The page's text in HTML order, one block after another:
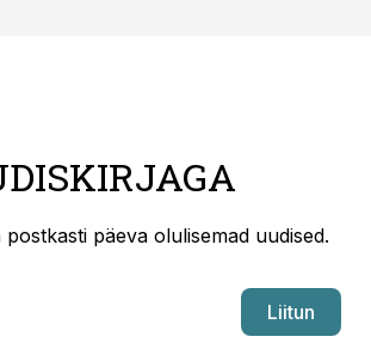
päeva olulisemad uudised.
Liitun